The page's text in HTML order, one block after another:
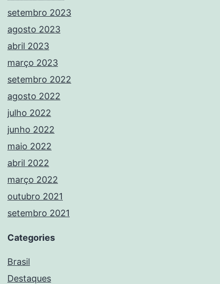
setembro 2023
agosto 2023
abril 2023
março 2023
setembro 2022
agosto 2022
julho 2022
junho 2022
maio 2022
abril 2022
março 2022
outubro 2021
setembro 2021
Categories
Brasil
Destaques